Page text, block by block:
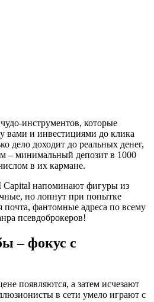
инструментов, которые
вами и инвестициями до клика
дело доходит до реальных денег,
– минимальный депозит в 1000
в их кармане.
напоминают фигуры из
но лопнут при попытке
почта, фантомные адреса по всему
псевдоброкеров!
– фокус с
появляются, а затем исчезают
в сети умело играют с